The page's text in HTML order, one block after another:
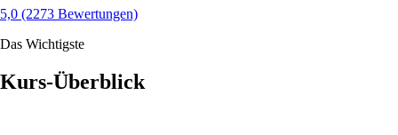
5,0 (2273 Bewertungen)
Das Wichtigste
Kurs-Überblick